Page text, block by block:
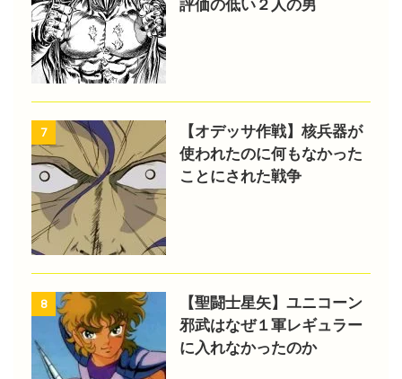
評価の低い２人の男
7
【オデッサ作戦】核兵器が
使われたのに何もなかった
ことにされた戦争
8
【聖闘士星矢】ユニコーン
邪武はなぜ１軍レギュラー
に入れなかったのか